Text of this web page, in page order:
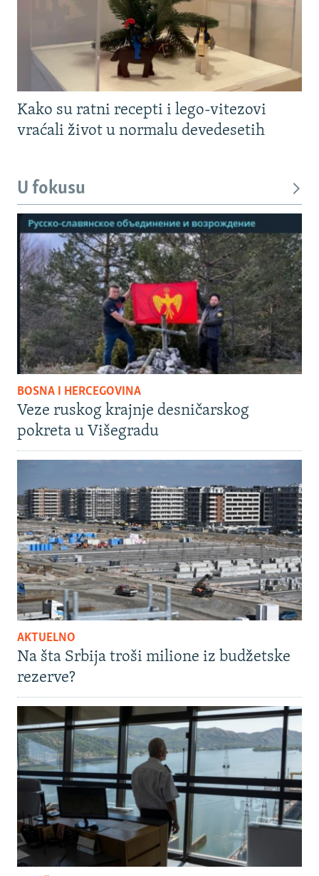
Kako su ratni recepti i lego-vitezovi
vraćali život u normalu devedesetih
U fokusu
BOSNA I HERCEGOVINA
Veze ruskog krajnje desničarskog
pokreta u Višegradu
AKTUELNO
Na šta Srbija troši milione iz budžetske
rezerve?